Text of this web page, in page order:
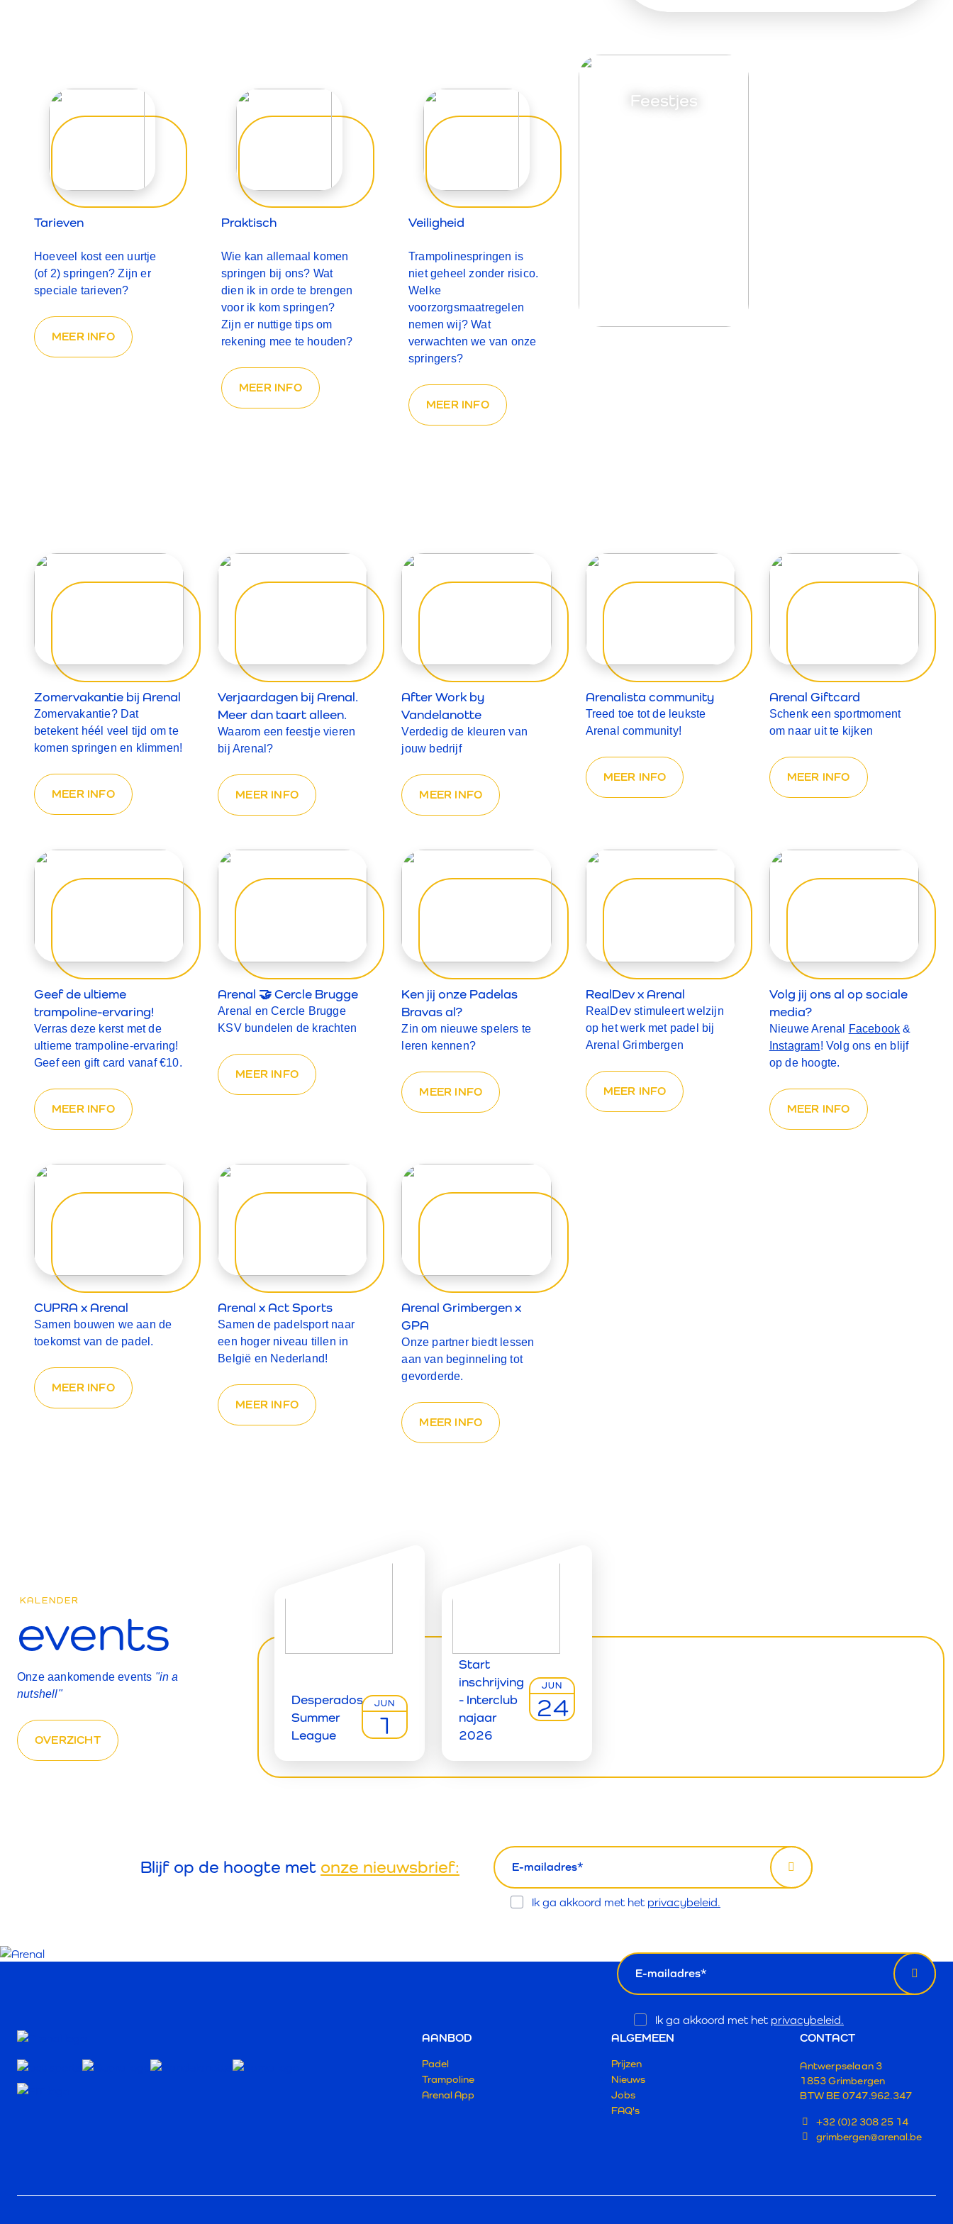
Tarieven
Hoeveel kost een uurtje
(of 2) springen? Zijn er
speciale tarieven?
MEER INFO
Praktisch
Wie kan allemaal komen
springen bij ons? Wat
dien ik in orde te brengen
voor ik kom springen?
Zijn er nuttige tips om
rekening mee te houden?
MEER INFO
Veiligheid
Trampolinespringen is
niet geheel zonder risico.
Welke
voorzorgsmaatregelen
nemen wij? Wat
verwachten we van onze
springers?
MEER INFO
Feestjes
Zomervakantie bij Arenal
Zomervakantie? Dat
betekent héél veel tijd om te
komen springen en klimmen!
MEER INFO
Verjaardagen bij Arenal.
Meer dan taart alleen.
Waarom een feestje vieren
bij Arenal?
MEER INFO
After Work by
Vandelanotte
Verdedig de kleuren van
jouw bedrijf
MEER INFO
Arenalista community
Treed toe tot de leukste
Arenal community!
MEER INFO
Arenal Giftcard
Schenk een sportmoment
om naar uit te kijken
MEER INFO
Geef de ultieme
trampoline-ervaring!
Verras deze kerst met de
ultieme trampoline-ervaring!
Geef een gift card vanaf€10.
MEER INFO
Arenal 🤝 Cercle Brugge
Arenal en Cercle Brugge
KSV bundelen de krachten
MEER INFO
Ken jij onze Padelas
Bravas al?
Zin om nieuwe spelers te
leren kennen?
MEER INFO
RealDev x Arenal
RealDev stimuleert welzijn
op het werk met padel bij
Arenal Grimbergen
MEER INFO
Volg jij ons al op sociale
media?
Nieuwe Arenal Facebook &
Instagram! Volg ons en blijf
op de hoogte.
MEER INFO
CUPRA x Arenal
Samen bouwen we aan de
toekomst van de padel.
MEER INFO
Arenal x Act Sports
Samen de padelsport naar
een hoger niveau tillen in
België en Nederland!
MEER INFO
Arenal Grimbergen x
GPA
Onze partner biedt lessen
aan van beginneling tot
gevorderde.
MEER INFO
KALENDER
events
Onze aankomende events "in a
nutshell"
OVERZICHT
Desperados
Summer
League
JUN
1
Start
inschrijving
- Interclub
najaar
2026
JUN
24
Blijf op de hoogte met onze nieuwsbrief:
email
Ik ga akkoord met het privacybeleid.
email
Opt
In
Ik ga akkoord met het privacybeleid.
AANBOD
Padel
Trampoline
Arenal App
ALGEMEEN
Prijzen
Nieuws
Jobs
FAQ's
CONTACT
Antwerpselaan 3
1853 Grimbergen
BTW BE 0747.962.347
+32 (0)2 308 25 14
grimbergen@arenal.be